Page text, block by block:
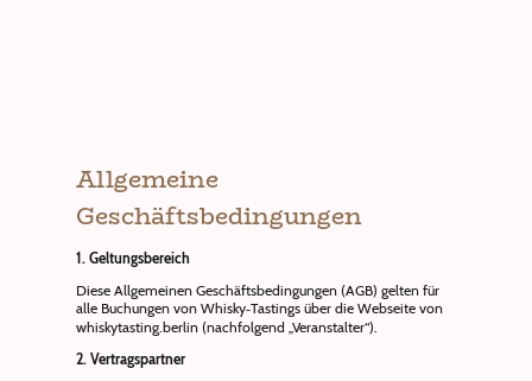
Allgemeine
Geschäftsbedingungen
1. Geltungsbereich
Diese Allgemeinen Geschäftsbedingungen (AGB) gelten für
alle Buchungen von Whisky‑Tastings über die Webseite von
whiskytasting.berlin (nachfolgend „Veranstalter“).
2. Vertragspartner